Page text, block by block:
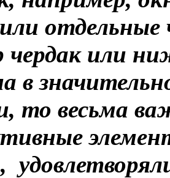
отдельные
чердак или
в
то весьма